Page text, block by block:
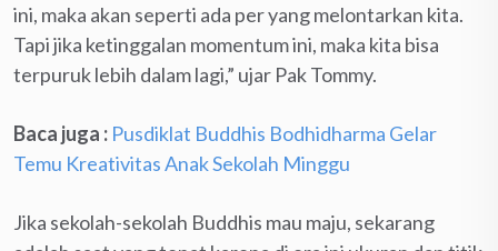
ini, maka akan seperti ada per yang melontarkan kita.
Tapi jika ketinggalan momentum ini, maka kita bisa
terpuruk lebih dalam lagi,” ujar Pak Tommy.
Baca juga : Pusdiklat Buddhis Bodhidharma Gelar
Temu Kreativitas Anak Sekolah Minggu
Jika sekolah-sekolah Buddhis mau maju, sekarang